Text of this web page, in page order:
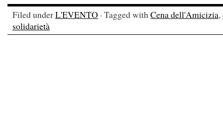
Filed underL'EVENTO · Tagged withCena dell'Amicizia,
solidarietà